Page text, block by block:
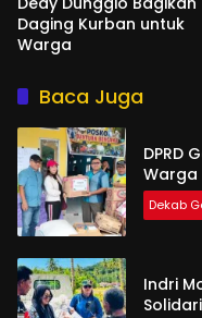
Daging Kurban untuk
Warga
Baca Juga
DPRD
Warga
Dekab
Indri